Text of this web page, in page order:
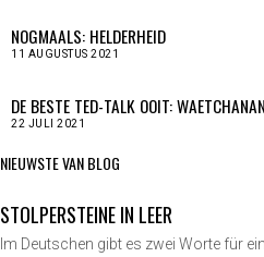
NOGMAALS: HELDERHEID
11 AUGUSTUS 2021
DE BESTE TED-TALK OOIT: WAETCHANAN
22 JULI 2021
NIEUWSTE VAN BLOG
STOLPERSTEINE IN LEER
Im Deutschen gibt es zwei Worte für